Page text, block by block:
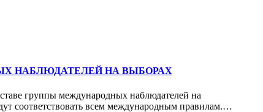
НАБЛЮДАТЕЛЕЙ НА ВЫБОРАХ
группы международных наблюдателей на
соответствовать всем международным правилам.…